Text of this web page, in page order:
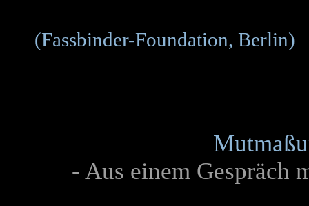
(Fassbinder-Foundation, Berlin)
- Aus einem Gespräch